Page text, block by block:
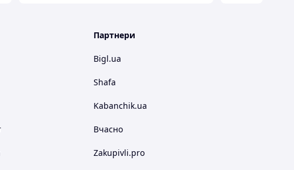
Партнери
Bigl.ua
Shafa
Kabanchik.ua
Вчасно
Zakupivli.pro